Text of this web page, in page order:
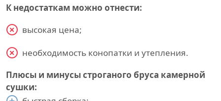
К недостаткам можно отнести:
высокая цена;
необходимость конопатки и утепления.
Плюсы и минусы строганого бруса камерной
сушки: